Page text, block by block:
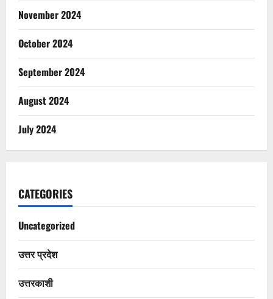
November 2024
October 2024
September 2024
August 2024
July 2024
CATEGORIES
Uncategorized
उत्तर प्रदेश
उत्तरकाशी